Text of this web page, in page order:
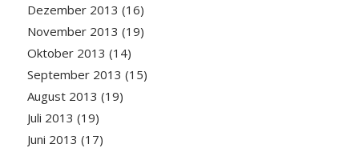
Dezember 2013 (16)
November 2013 (19)
Oktober 2013 (14)
September 2013 (15)
August 2013 (19)
Juli 2013 (19)
Juni 2013 (17)